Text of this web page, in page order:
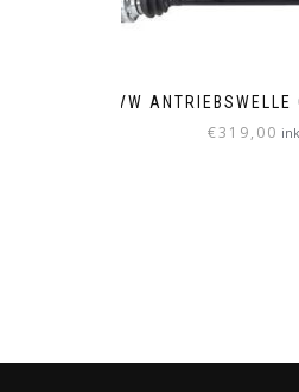
VW
€319,00